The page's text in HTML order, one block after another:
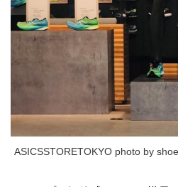
ASICSSTORETOKYO photo by